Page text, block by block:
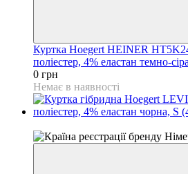
Куртка Hoegert HEINER
поліестер, 4% еластан темно-
0 грн
Немає в наявності